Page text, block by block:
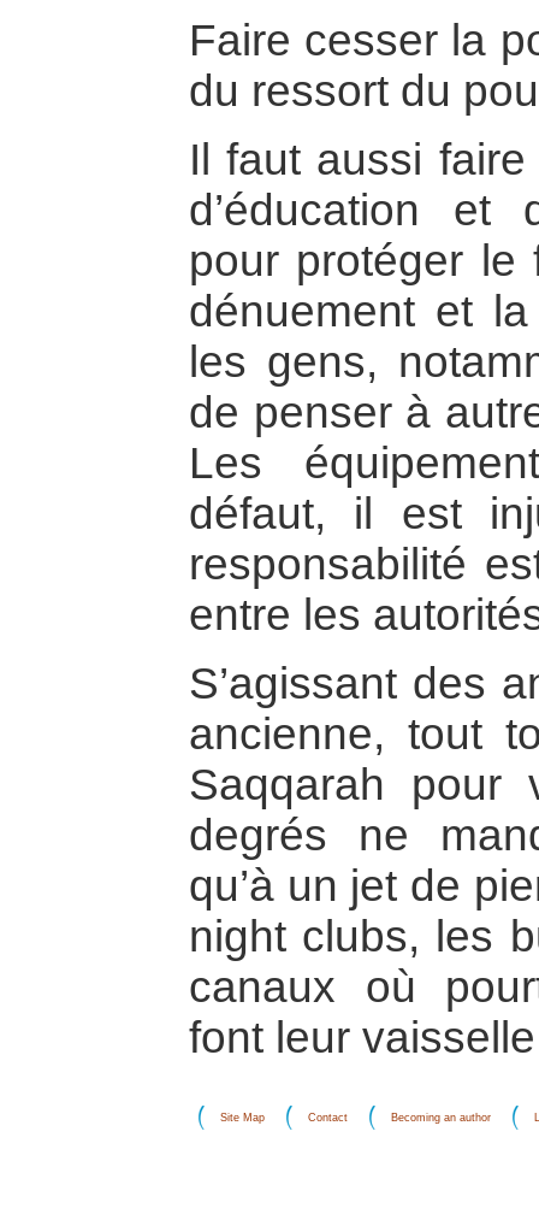
Faire cesser la
du ressort du
Il faut aussi
d’éducation et
pour protéger le
dénuement et
les gens,
de penser à
Les
défaut, il est
responsabilité
entre les
S’agissant des
ancienne, tout
Saqqarah pour
degrés ne
qu’à un jet de
night clubs, les
canaux où
font leur
Site Map Contact Becoming an author